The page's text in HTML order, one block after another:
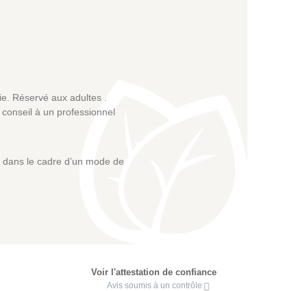
Réservé aux adultes .
à un professionnel
le cadre d’un mode de
Voir l'attestation de confiance
Avis soumis à un contrôle